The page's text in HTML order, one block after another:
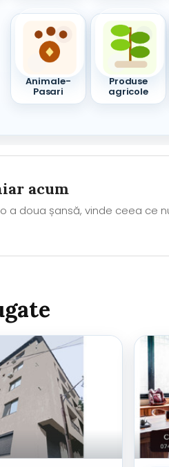
Animale-
Pasari
Produse
agricole
acum
a doua șansă, vinde ceea ce